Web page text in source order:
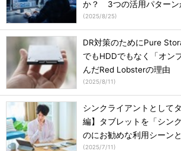
か？ 3つの活用パターン
(2025/8/25)
DR対策のためにPure
でもHDDでもなく「オン
んだRed Lobsterの理由
(2025/8/11)
シンクライアントとして
編】タブレットを「シン
のにお勧めな利用シーン
(2025/7/11)